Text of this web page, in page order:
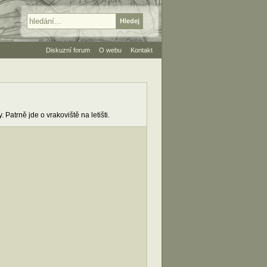
Patrně jde o vrakoviště na letišti.
Diskuzní forum O webu Kontakt